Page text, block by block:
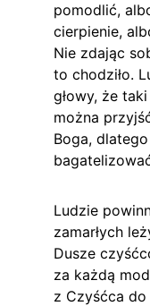
pomodlić,
cierpienie,
Nie zdając
to chodziło.
głowy, że
można
Boga,
Ludzie
zamarłych
Dusze
za każdą
z Czyśćca do